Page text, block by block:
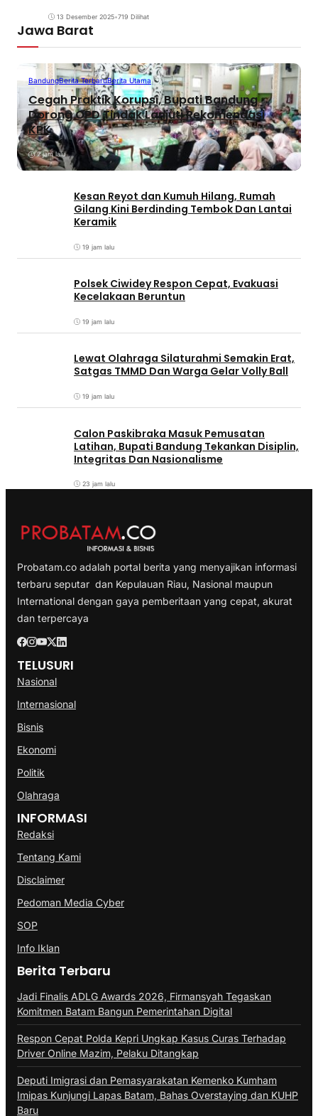
13 Desember 2025•719 Dilihat
Jawa Barat
BandungBerita TerbaruBerita Utama
Cegah Praktik Korupsi, Bupati Bandung
Dorong OPD Tindak Lanjuti Rekomendasi
KPK
2 jam lalu
Kesan Reyot dan Kumuh Hilang, Rumah
Gilang Kini Berdinding Tembok Dan Lantai
Keramik
19 jam lalu
Polsek Ciwidey Respon Cepat, Evakuasi
Kecelakaan Beruntun
19 jam lalu
Lewat Olahraga Silaturahmi Semakin Erat,
Satgas TMMD Dan Warga Gelar Volly Ball
19 jam lalu
Calon Paskibraka Masuk Pemusatan
Latihan, Bupati Bandung Tekankan Disiplin,
Integritas Dan Nasionalisme
23 jam lalu
Probatam.co adalah portal berita yang menyajikan informasi
terbaru seputar dan Kepulauan Riau, Nasional maupun
International dengan gaya pemberitaan yang cepat, akurat
dan terpercaya
TELUSURI
Nasional
Internasional
Bisnis
Ekonomi
Politik
Olahraga
INFORMASI
Redaksi
Tentang Kami
Disclaimer
Pedoman Media Cyber
SOP
Info Iklan
Berita Terbaru
Jadi Finalis ADLG Awards 2026, Firmansyah Tegaskan
Komitmen Batam Bangun Pemerintahan Digital
Respon Cepat Polda Kepri Ungkap Kasus Curas Terhadap
Driver Online Mazim, Pelaku Ditangkap
Deputi Imigrasi dan Pemasyarakatan Kemenko Kumham
Imipas Kunjungi Lapas Batam, Bahas Overstaying dan KUHP
Baru